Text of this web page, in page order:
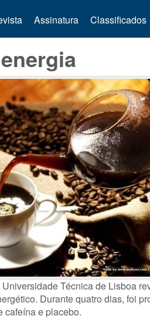
Assinatura Classificados
Técnica de Lisboa
Durante quatro dias, foi
cafeína e placebo.